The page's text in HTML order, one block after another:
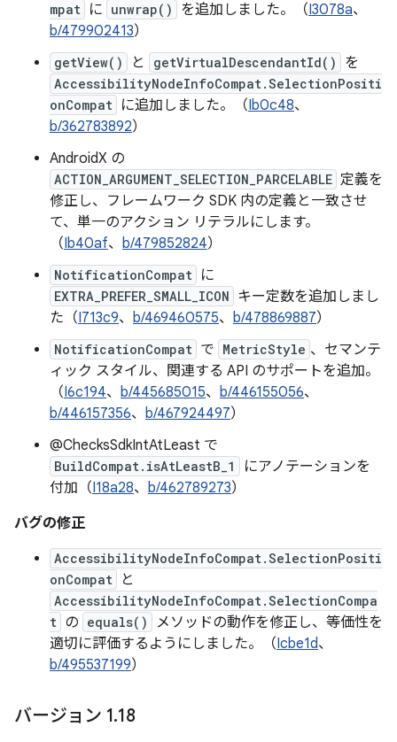
mpat に unwrap() を追加しました。（I3078a、
b/479902413）
getView() と getVirtualDescendantId() を
AccessibilityNodeInfoCompat.SelectionPositi
onCompat に追加しました。（Ib0c48、
b/362783892）
AndroidX の
ACTION_ARGUMENT_SELECTION_PARCELABLE 定義を
修正し、フレームワーク SDK 内の定義と一致させ
て、単一のアクション リテラルにします。
（Ib40af、 b/479852824）
NotificationCompat に
EXTRA_PREFER_SMALL_ICON キー定数を追加しまし
た（I713c9、 b/469460575、 b/478869887）
NotificationCompat で MetricStyle 、セマンテ
ィック スタイル、関連する API のサポートを追加。
（I6c194、 b/445685015、 b/446155056、
b/446157356、 b/467924497）
@ChecksSdkIntAtLeast で
BuildCompat.isAtLeastB_1
にアノテーションを
付加（I18a28、 b/462789273）
バグの修正
AccessibilityNodeInfoCompat.SelectionPositi
onCompat
と
AccessibilityNodeInfoCompat.SelectionCompa
t の equals()
メソッドの動作を修正し、等価性を
適切に評価するようにしました。（Icbe1d、
b/495537199）
バージョン 1.18